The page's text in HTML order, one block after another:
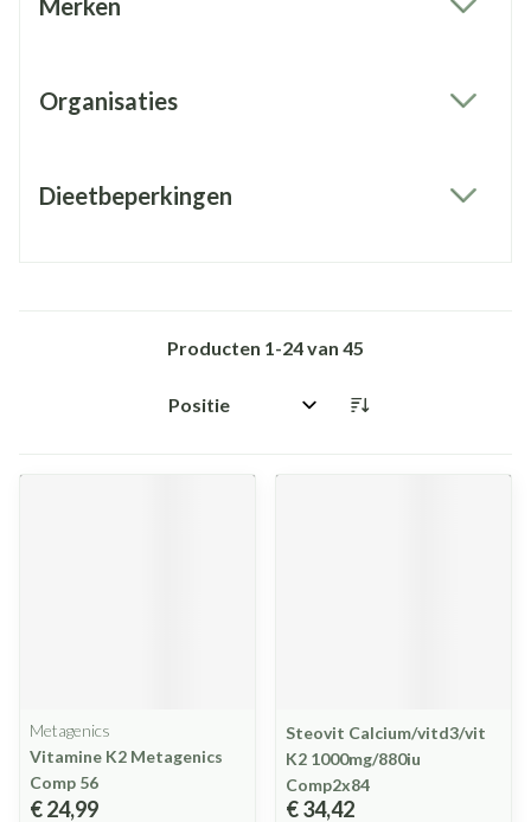
Merken
Organisaties
Dieetbeperkingen
Producten 1-24van 45
Sorteer op:
Metagenics
Vitamine K2 Metagenics
Comp 56
€ 24,99
Steovit Calcium/vitd3/vit
K2 1000mg/880iu
Comp2x84
€ 34,42